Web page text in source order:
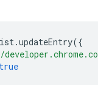
.updateEntry({
true